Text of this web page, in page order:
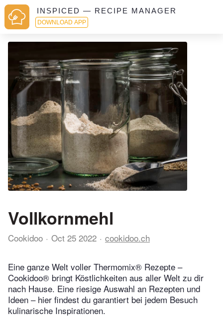
INSPICED — RECIPE MANAGER
DOWNLOAD APP
Vollkornmehl
Cookidoo Oct 25 2022 cookidoo.ch
Eine ganze Welt voller Thermomix® Rezepte –
Cookidoo® bringt Köstlichkeiten aus aller Welt zu dir
nach Hause. Eine riesige Auswahl an Rezepten und
Ideen – hier findest du garantiert bei jedem Besuch
kulinarische Inspirationen.